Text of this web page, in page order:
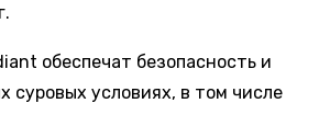
обеспечат безопасность и
суровых условиях, в том числе